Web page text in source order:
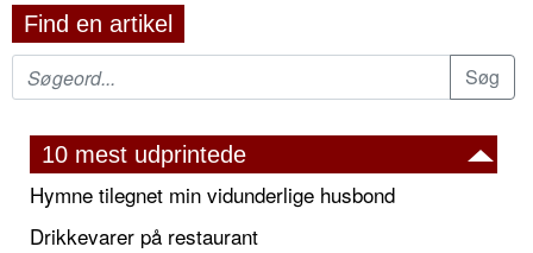
Find en artikel
10 mest udprintede
Hymne tilegnet min vidunderlige husbond
Drikkevarer på restaurant